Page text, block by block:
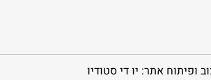
ופיתוח אתר: יו די סטודיו